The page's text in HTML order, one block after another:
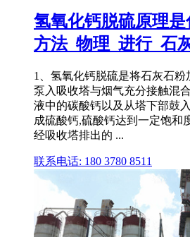
氢氧化钙脱硫原理
方法_物理_进行_石
1、氢氧化钙脱硫是将石灰石粉
泵入吸收塔与烟气充分接触混
液中的碳酸钙以及从塔下部鼓
成硫酸钙,硫酸钙达到一定饱和
经吸收塔排出的 ...
联系电话: 180 3780 8511